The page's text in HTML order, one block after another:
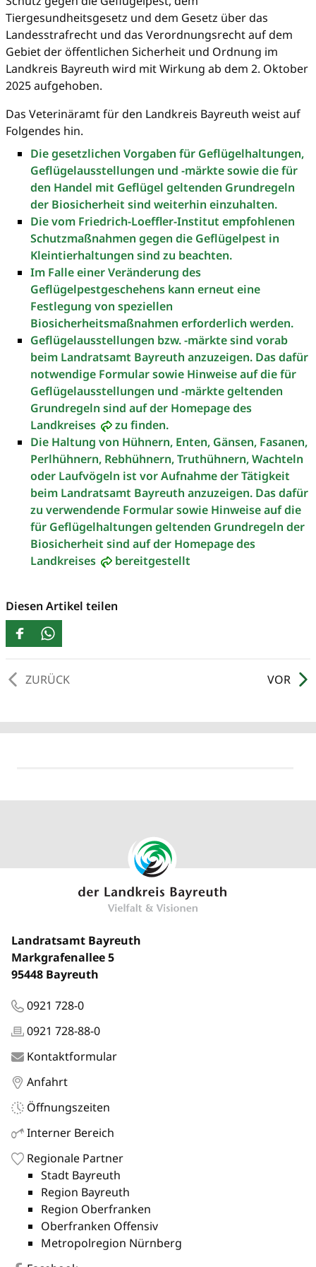
Tiergesundheitsgesetz und dem Gesetz über das
Landesstrafrecht und das Verordnungsrecht auf dem
Gebiet der öffentlichen Sicherheit und Ordnung im
Landkreis Bayreuth wird mit Wirkung ab dem 2. Oktober
2025 aufgehoben.
Das Veterinäramt für den Landkreis Bayreuth weist auf
Folgendes hin.
Die gesetzlichen Vorgaben für Geflügelhaltungen,
Geflügelausstellungen und -märkte sowie die für
den Handel mit Geflügel geltenden Grundregeln
der Biosicherheit sind weiterhin einzuhalten.
Die vom Friedrich-Loeffler-Institut empfohlenen
Schutzmaßnahmen gegen die Geflügelpest in
Kleintierhaltungen sind zu beachten.
Im Falle einer Veränderung des
Geflügelpestgeschehens kann erneut eine
Festlegung von speziellen
Biosicherheitsmaßnahmen erforderlich werden.
Geflügelausstellungen bzw. -märkte sind vorab
beim Landratsamt Bayreuth anzuzeigen. Das dafür
notwendige Formular sowie Hinweise auf die für
Geflügelausstellungen und -märkte geltenden
Grundregeln sind auf der Homepage des
Landkreises
zu finden.
Die Haltung von Hühnern, Enten, Gänsen, Fasanen,
Perlhühnern, Rebhühnern, Truthühnern, Wachteln
oder Laufvögeln ist vor Aufnahme der Tätigkeit
beim Landratsamt Bayreuth anzuzeigen. Das dafür
zu verwendende Formular sowie Hinweise auf die
für Geflügelhaltungen geltenden Grundregeln der
Biosicherheit sind auf der Homepage des
Landkreises
bereitgestellt
Diesen Artikel teilen
VOR
ZURÜCK
Landratsamt Bayreuth
Markgrafenallee 5
95448 Bayreuth
0921 728-0
0921 728-88-0
Kontaktformular
Anfahrt
Öffnungszeiten
Interner Bereich
Regionale Partner
Stadt Bayreuth
Region Bayreuth
Region Oberfranken
Oberfranken Offensiv
Metropolregion Nürnberg